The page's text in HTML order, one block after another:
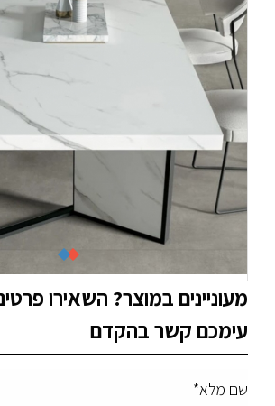
מעוניינים במוצר? השאירו
עימכם קשר בהקדם
שם מלא*